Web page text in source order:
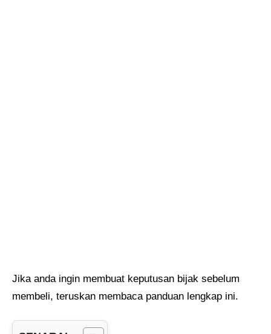
Jika anda ingin membuat keputusan bijak sebelum
membeli, teruskan membaca panduan lengkap ini.